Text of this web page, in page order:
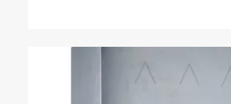
4827,00 €. 4222,00 €.